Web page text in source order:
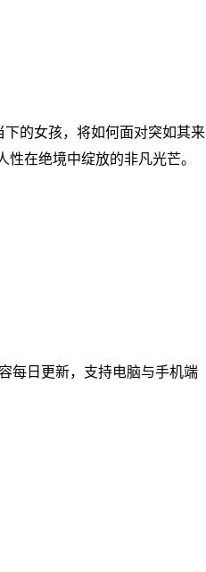
的女孩，将如何面对突如其来
在绝境中绽放的非凡光芒。
每日更新，支持电脑与手机端